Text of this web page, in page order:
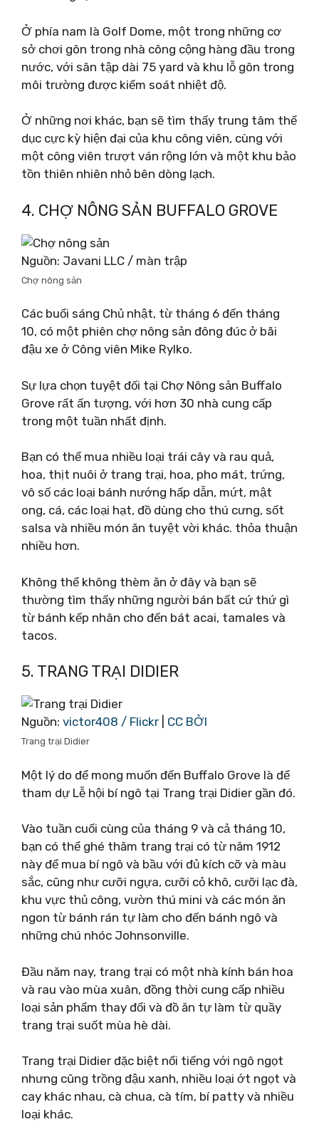
Ở phía nam là Golf Dome, một trong những cơ
sở chơi gôn trong nhà công cộng hàng đầu trong
nước, với sân tập dài 75 yard và khu lỗ gôn trong
môi trường được kiểm soát nhiệt độ.
Ở những nơi khác, bạn sẽ tìm thấy trung tâm thể
dục cực kỳ hiện đại của khu công viên, cùng với
một công viên trượt ván rộng lớn và một khu bảo
tồn thiên nhiên nhỏ bên dòng lạch.
4. CHỢ NÔNG SẢN BUFFALO GROVE
Nguồn: Javani LLC / màn trập
Chợ nông sản
Các buổi sáng Chủ nhật, từ tháng 6 đến tháng
10, có một phiên chợ nông sản đông đúc ở bãi
đậu xe ở Công viên Mike Rylko.
Sự lựa chọn tuyệt đối tại Chợ Nông sản Buffalo
Grove rất ấn tượng, với hơn 30 nhà cung cấp
trong một tuần nhất định.
Bạn có thể mua nhiều loại trái cây và rau quả,
hoa, thịt nuôi ở trang trại, hoa, pho mát, trứng,
vô số các loại bánh nướng hấp dẫn, mứt, mật
ong, cá, các loại hạt, đồ dùng cho thú cưng, sốt
salsa và nhiều món ăn tuyệt vời khác. thỏa thuận
nhiều hơn.
Không thể không thèm ăn ở đây và bạn sẽ
thường tìm thấy những người bán bất cứ thứ gì
từ bánh kếp nhân cho đến bát acai, tamales và
tacos.
5. TRANG TRẠI DIDIER
Nguồn: victor408 / Flickr CC BỞI
Trang trại Didier
Một lý do để mong muốn đến Buffalo Grove là để
tham dự Lễ hội bí ngô tại Trang trại Didier gần đó.
Vào tuần cuối cùng của tháng 9 và cả tháng 10,
bạn có thể ghé thăm trang trại có từ năm 1912
này để mua bí ngô và bầu với đủ kích cỡ và màu
sắc, cũng như cưỡi ngựa, cưỡi cỏ khô, cưỡi lạc đà,
khu vực thủ công, vườn thú mini và các món ăn
ngon từ bánh rán tự làm cho đến bánh ngô và
những chú nhóc Johnsonville.
Đầu năm nay, trang trại có một nhà kính bán hoa
và rau vào mùa xuân, đồng thời cung cấp nhiều
loại sản phẩm thay đổi và đồ ăn tự làm từ quầy
trang trại suốt mùa hè dài.
Trang trại Didier đặc biệt nổi tiếng với ngô ngọt
nhưng cũng trồng đậu xanh, nhiều loại ớt ngọt và
cay khác nhau, cà chua, cà tím, bí patty và nhiều
loại khác.